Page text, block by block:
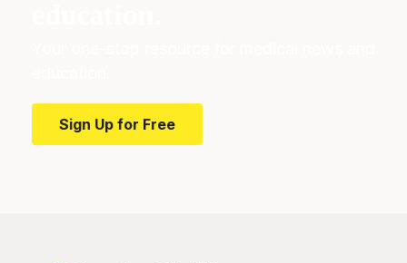
Sign Up for Free